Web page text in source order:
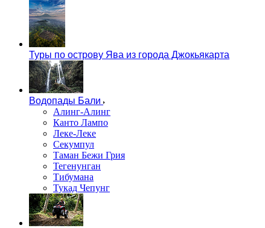
Туры по острову Ява из города Джокьякарта
Водопады Бали
Алинг-Алинг
Канто Лампо
Леке-Леке
Секумпул
Таман Бежи Грия
Тегенунган
Тибумана
Тукад Чепунг